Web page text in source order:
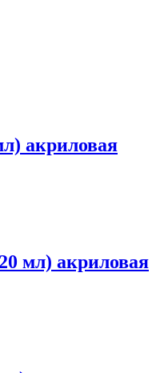
акриловая
мл) акриловая